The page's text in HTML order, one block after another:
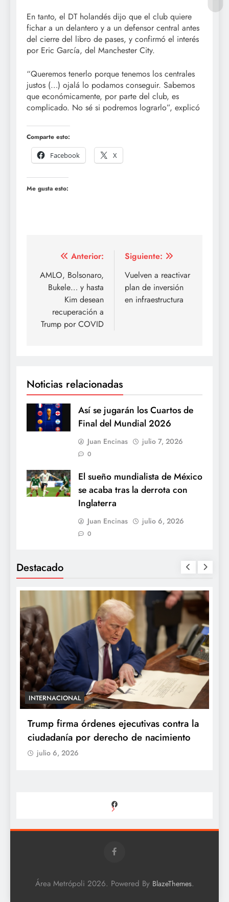
En tanto, el DT holandés dijo que el club quiere
fichar a un delantero y a un defensor central antes
del cierre del libro de pases, y confirmó el interés
por Eric García, del Manchester City.
“Queremos tenerlo porque tenemos los centrales
justos (…) ojalá lo podamos conseguir. Sabemos
que económicamente, por parte del club, es
complicado. No sé si podremos lograrlo”, explicó
Comparte esto:
Facebook
X
Me gusta esto:
Navegación
de
entradas
Anterior:
AMLO, Bolsonaro,
Bukele… y hasta
Kim desean
recuperación a
Trump por COVID
Siguiente:
Vuelven a reactivar
plan de inversión
en infraestructura
Noticias relacionadas
Así se jugarán los Cuartos de
Final del Mundial 2026
Juan Encinas julio 7, 2026
0
El sueño mundialista de México
se acaba tras la derrota con
Inglaterra
Juan Encinas julio 6, 2026
0
Destacado
INTERNACIONAL
Trump firma órdenes ejecutivas contra la
ciudadanía por derecho de nacimiento
julio 6, 2026
Área Metrópoli 2026. Powered By BlazeThemes.